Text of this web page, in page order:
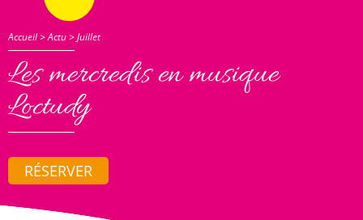
Accueil>Actu>Juillet
Les mercredis en musique
Loctudy
RÉSERVER